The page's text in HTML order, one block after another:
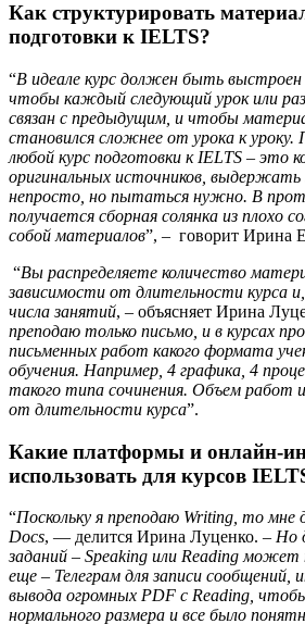
Как структурировать
подготовки к IELTS?
“В идеале курс должен быть выстроен
чтобы каждый следующий урок или
связан с предыдущим, и чтобы
становился сложнее от урока к уроку.
любой курс подготовки к IELTS – это
оригинальных источников,
непросто, но пытаться нужно. В
получается сборная солянка из плохо
собой материалов”, – говорит Ирина
“Вы распределяете количество
зависимости от длительности курса
числа занятий, – объясняет Ирина
преподаю только письмо, и в курсах
письменных работ какого формата
обучения. Например, 4 графика, 4
такого типа сочинения. Объем работ
от длительности курса”.
Какие платформы и онлайн-
использовать для курсов
“Поскольку я преподаю Writing, то
Docs, — делится Ирина Луценко. – Но
заданий – Speaking или Reading
еще – Телеграм для записи сообщений,
вывода огромных PDF с Reading,
нормального размера и все было